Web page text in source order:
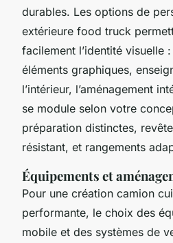
durables. Les options de
extérieure food truck
facilement l’identité visuelle
éléments graphiques,
l’intérieur, l’aménagement
se module selon votre
préparation distinctes,
résistant, et rangements
Équipements et
Pour une création camion
performante, le choix des
mobile et des systèmes de